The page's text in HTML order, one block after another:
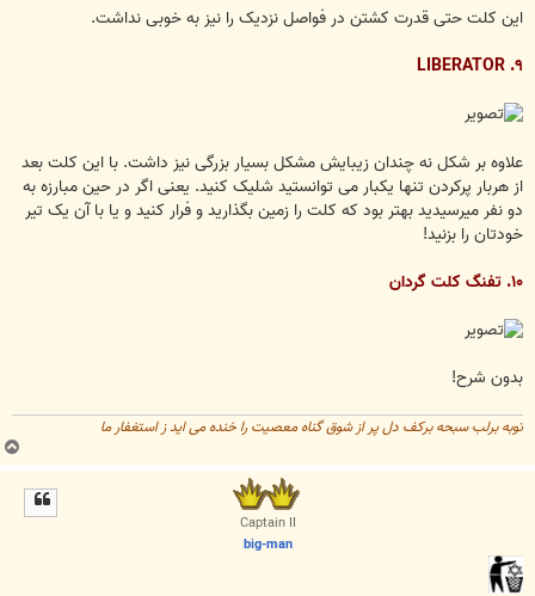
این کلت حتی قدرت کشتن در فواصل نزدیک را نیز به خوبی نداشت.
۹. LIBERATOR
علاوه بر شکل نه چندان زیبایش مشکل بسیار بزرگی نیز داشت. با این کلت بعد
از هربار پرکردن تنها یکبار می توانستید شلیک کنید. یعنی اگر در حین مبارزه به
دو نفر میرسیدید بهتر بود که کلت را زمین بگذارید و فرار کنید و یا با آن یک تیر
خودتان را بزنید!
۱۰. تفنگ کلت گردان
بدون شرح!
توبه برلب سبحه برکف دل پر از شوق گناه معصیت را خنده می اید ز استغفار ما
Captain II
big-man